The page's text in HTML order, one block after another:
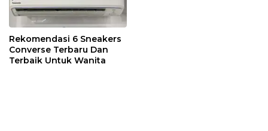
Rekomendasi 6 Sneakers
Converse Terbaru Dan
Terbaik Untuk Wanita